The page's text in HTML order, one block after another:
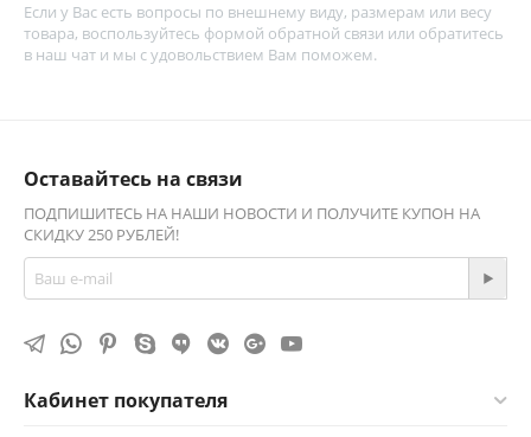
Если у Вас есть вопросы по внешнему виду, размерам или весу
товара, воспользуйтесь формой обратной связи или обратитесь
в наш чат и мы с удовольствием Вам поможем.
Оставайтесь на связи
ПОДПИШИТЕСЬ НА НАШИ НОВОСТИ И ПОЛУЧИТЕ КУПОН НА
СКИДКУ 250 РУБЛЕЙ!
Кабинет покупателя